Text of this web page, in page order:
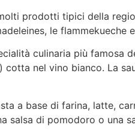
prodotti tipici della
le flammekueche
culinaria più famosa
nel vino bianco. La
a base di farina, latte,
salsa di pomodoro o una